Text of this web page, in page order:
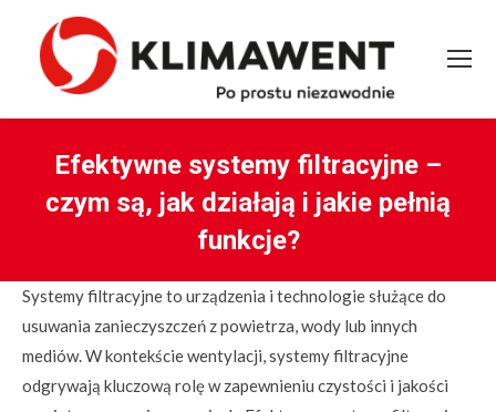
Efektywne systemy filtracyjne –
czym są, jak działają i jakie pełnią
funkcje?
Systemy filtracyjne to urządzenia i technologie służące do
usuwania zanieczyszczeń z powietrza, wody lub innych
mediów. W kontekście wentylacji, systemy filtracyjne
odgrywają kluczową rolę w zapewnieniu czystości i jakości